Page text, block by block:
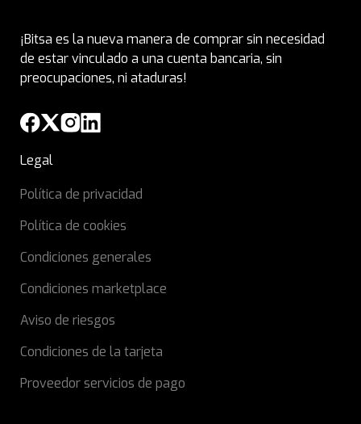
¡Bitsa es la nueva manera de comprar sin necesidad
de estar vinculado a una cuenta bancaria, sin
preocupaciones, ni ataduras!
Legal
Política de privacidad
Política de cookies
Condiciones generales
Condiciones marketplace
Aviso de riesgos
Condiciones de la tarjeta
Proveedor servicios de pago